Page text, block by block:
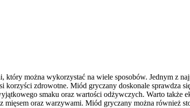
można wykorzystać na wiele sposobów. Jednym z
korzyści zdrowotne. Miód gryczany doskonale sprawdza
smaku oraz wartości odżywczych. Warto także
oraz warzywami. Miód gryczany można również